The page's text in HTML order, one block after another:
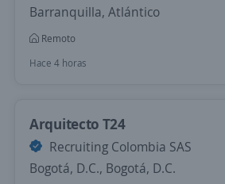
Barranquilla, Atlántico
Remoto
Hace 4 horas
Arquitecto T24
Recruiting Colombia SAS
Bogotá, D.C., Bogotá, D.C.